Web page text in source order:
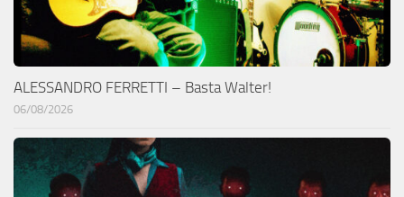
ALESSANDRO FERRETTI – Basta Walter!
06/08/2026